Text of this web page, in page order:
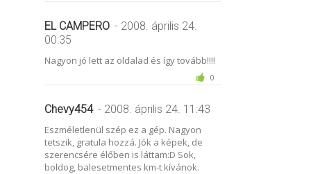
EL CAMPERO - 2008. április 24.
00:35
Nagyon jó lett az oldalad és így tovább!!!!
0
Chevy454 - 2008. április 24. 11:43
Eszméletlenül szép ez a gép. Nagyon
tetszik, gratula hozzá. Jók a képek, de
szerencsére élőben is láttam:D Sok,
boldog, balesetmentes km-t kívánok.